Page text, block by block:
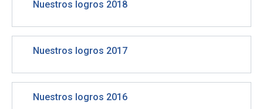
Nuestros logros 2018
Nuestros logros 2017
Nuestros logros 2016